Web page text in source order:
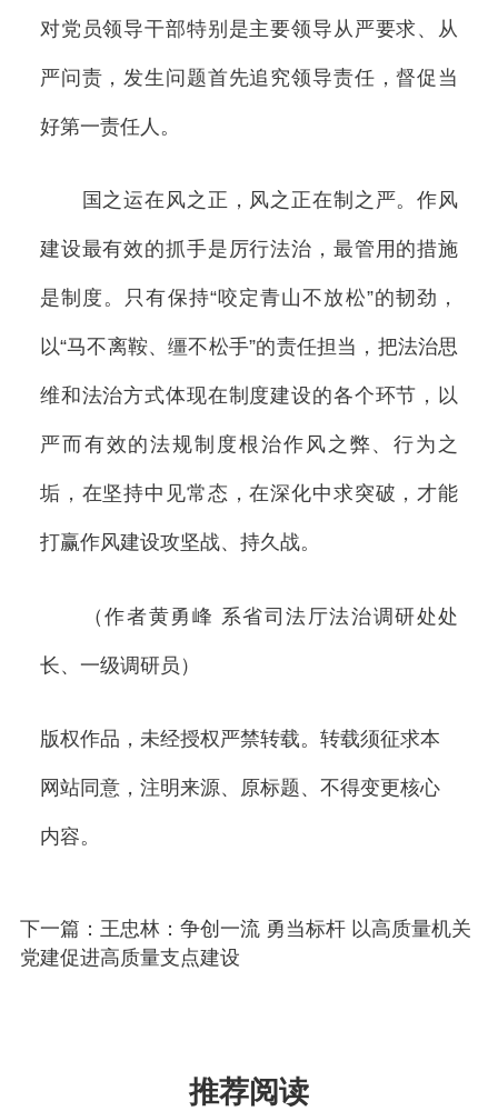
对党员领导干部特别是主要领导从严要求、从
严问责，发生问题首先追究领导责任，督促当
好第一责任人。
国之运在风之正，风之正在制之严。作风
建设最有效的抓手是厉行法治，最管用的措施
是制度。只有保持“咬定青山不放松”的韧劲，
以“马不离鞍、缰不松手”的责任担当，把法治思
维和法治方式体现在制度建设的各个环节，以
严而有效的法规制度根治作风之弊、行为之
垢，在坚持中见常态，在深化中求突破，才能
打赢作风建设攻坚战、持久战。
（作者黄勇峰 系省司法厅法治调研处处
长、一级调研员）
版权作品，未经授权严禁转载。转载须征求本
网站同意，注明来源、原标题、不得变更核心
内容。
下一篇：王忠林：争创一流 勇当标杆 以高质量机关
党建促进高质量支点建设
推荐阅读